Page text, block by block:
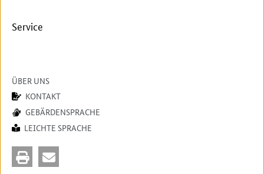
Service
ÜBER UNS
KONTAKT
GEBÄRDENSPRACHE
LEICHTE SPRACHE